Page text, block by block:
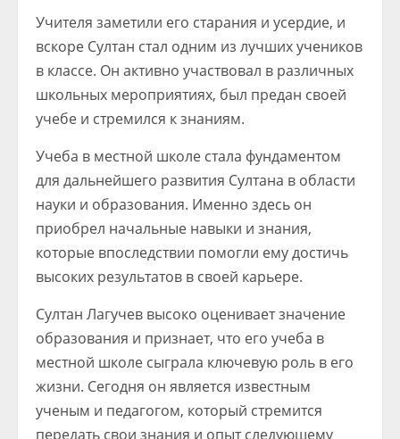
Учителя заметили его старания и усердие, и
вскоре Султан стал одним из лучших учеников
в классе. Он активно участвовал в различных
школьных мероприятиях, был предан своей
учебе и стремился к знаниям.
Учеба в местной школе стала фундаментом
для дальнейшего развития Султана в области
науки и образования. Именно здесь он
приобрел начальные навыки и знания,
которые впоследствии помогли ему достичь
высоких результатов в своей карьере.
Султан Лагучев высоко оценивает значение
образования и признает, что его учеба в
местной школе сыграла ключевую роль в его
жизни. Сегодня он является известным
ученым и педагогом, который стремится
передать свои знания и опыт следующему